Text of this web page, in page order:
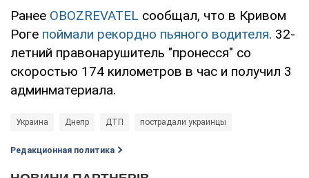
Ранее OBOZREVATEL сообщал, что в Кривом
Роге поймали рекордно пьяного водителя. 32-
летний правонарушитель "пронесся" со
скоростью 174 километров в час и получил 3
админматериала.
Украина Днепр ДТП пострадали украинцы
Редакционная политика